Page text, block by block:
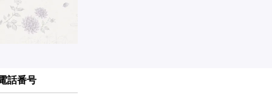
話番号